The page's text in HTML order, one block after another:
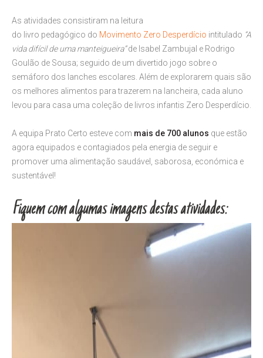
As atividades consistiram na leitura
do livro pedagógico do Movimento Zero Desperdício intitulado “A
vida difícil de uma manteigueira”de Isabel Zambujal e Rodrigo
Goulão de Sousa; seguido de um divertido jogo sobre o
semáforo dos lanches escolares. Além de explorarem quais são
os melhores alimentos para trazerem na lancheira, cada aluno
levou para casa uma coleção de livros infantis Zero Desperdício.
A equipa Prato Certo esteve com mais de 700 alunos que estão
agora equipados e contagiados pela energia de seguir e
promover uma alimentação saudável, saborosa, económica e
sustentável!
Fiquem com algumas imagens destas atividades: